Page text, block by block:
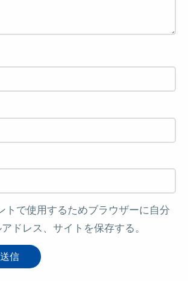
トで使用するためブラウザーに自分
ドレス、サイトを保存する。